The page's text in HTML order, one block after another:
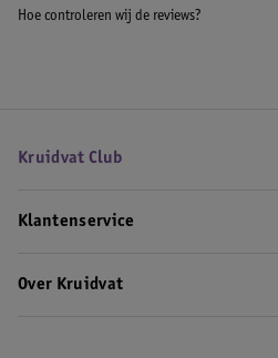
Hoe controleren wij de reviews?
Kruidvat Club
Klantenservice
Over Kruidvat